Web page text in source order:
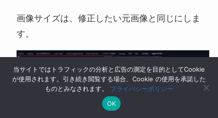
画像サイズは、修正したい元画像と同じにしま
す。
当サイトではトラフィックの分析と広告の測定を目的としてCookie
が使用されます。引き続き閲覧する場合、Cookie の使用を承諾した
ものとみなされます。 プライバシーポリシー
OK